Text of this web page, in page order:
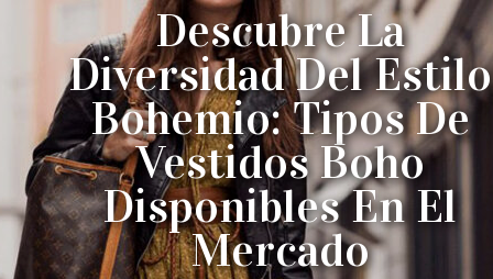
Descubre La
Diversidad Del Estilo
Bohemio: Tipos De
Vestidos Boho
Disponibles En El
Mercado